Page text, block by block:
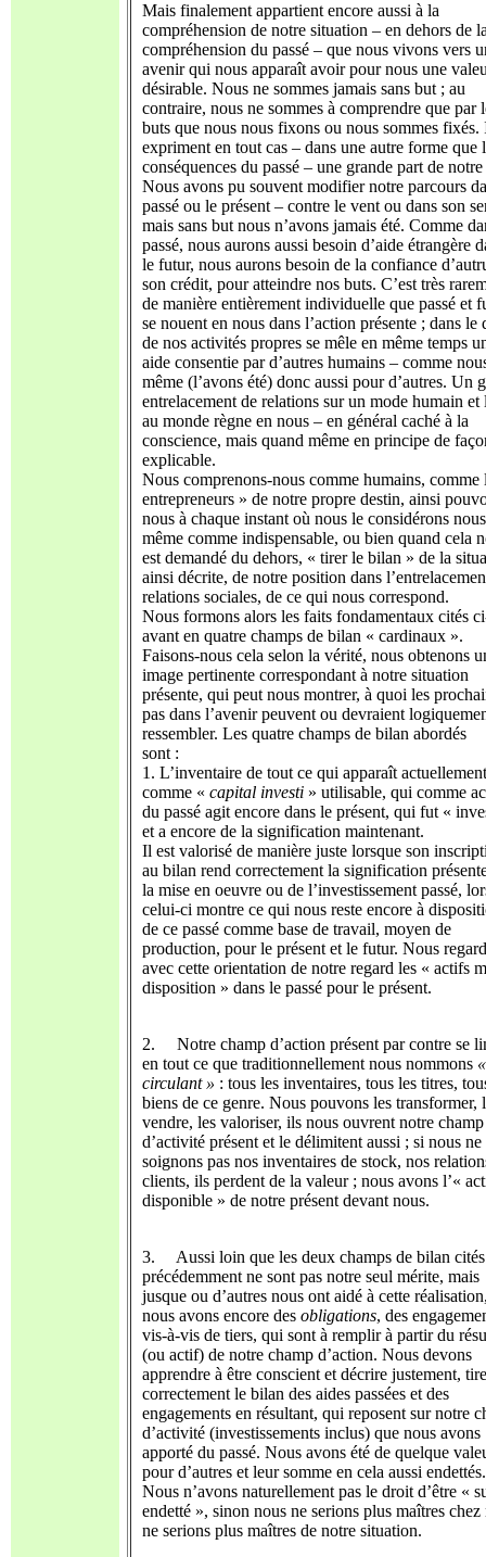
Mais finalement appartient encore aussi à la
compréhension de notre situation – en dehors de
compréhension du passé – que nous vivons vers
avenir qui nous apparaît avoir pour nous une
désirable. Nous ne sommes jamais sans but ; au
contraire, nous ne sommes à comprendre que par
buts que nous nous fixons ou nous sommes fixés.
expriment en tout cas – dans une autre forme que
conséquences du passé – une grande part de notre
Nous avons pu souvent modifier notre parcours
passé ou le présent – contre le vent ou dans son
mais sans but nous n’avons jamais été. Comme
passé, nous aurons aussi besoin d’aide étrangère
le futur, nous aurons besoin de la confiance
son crédit, pour atteindre nos buts. C’est très
de manière entièrement individuelle que passé et
se nouent en nous dans l’action présente ; dans le
de nos activités propres se mêle en même temps
aide consentie par d’autres humains – comme
même (l’avons été) donc aussi pour d’autres. Un
entrelacement de relations sur un mode humain et
au monde règne en nous – en général caché à la
conscience, mais quand même en principe de
explicable.
Nous comprenons-nous comme humains, comme
entrepreneurs » de notre propre destin, ainsi
nous à chaque instant où nous le considérons nous
même comme indispensable, ou bien quand cela
est demandé du dehors, « tirer le bilan » de la
ainsi décrite, de notre position dans
relations sociales, de ce qui nous correspond.
Nous formons alors les faits fondamentaux cités
avant en quatre champs de bilan « cardinaux ».
Faisons-nous cela selon la vérité, nous obtenons
image pertinente correspondant à notre situation
présente, qui peut nous montrer, à quoi les
pas dans l’avenir peuvent ou devraient
ressembler. Les quatre champs de bilan abordés
sont :
1. L’inventaire de tout ce qui apparaît actuellement
comme « capital investi » utilisable, qui comme
du passé agit encore dans le présent, qui fut «
et a encore de la signification maintenant.
Il est valorisé de manière juste lorsque son
au bilan rend correctement la signification
la mise en oeuvre ou de l’investissement passé,
celui-ci montre ce qui nous reste encore à
de ce passé comme base de travail, moyen de
production, pour le présent et le futur. Nous
avec cette orientation de notre regard les « actifs
disposition » dans le passé pour le présent.
2. Notre champ d’action présent par contre se
en tout ce que traditionnellement nous nommons
circulant » : tous les inventaires, tous les titres,
biens de ce genre. Nous pouvons les transformer,
vendre, les valoriser, ils nous ouvrent notre champ
d’activité présent et le délimitent aussi ; si nous ne
soignons pas nos inventaires de stock, nos
clients, ils perdent de la valeur ; nous avons l’«
disponible » de notre présent devant nous.
3. Aussi loin que les deux champs de bilan cités
précédemment ne sont pas notre seul mérite, mais
jusque ou d’autres nous ont aidé à cette
nous avons encore des obligations, des
vis-à-vis de tiers, qui sont à remplir à partir du
(ou actif) de notre champ d’action. Nous devons
apprendre à être conscient et décrire justement,
correctement le bilan des aides passées et des
engagements en résultant, qui reposent sur notre
d’activité (investissements inclus) que nous avons
apporté du passé. Nous avons été de quelque
pour d’autres et leur somme en cela aussi endettés.
Nous n’avons naturellement pas le droit d’être «
endetté », sinon nous ne serions plus maîtres chez
ne serions plus maîtres de notre situation.